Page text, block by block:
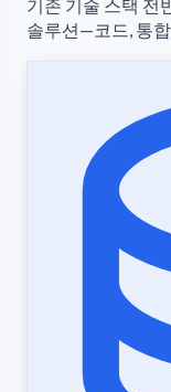
기존 기술 스택 전
솔루션—코드, 통